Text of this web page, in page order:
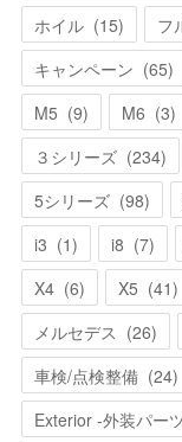
ホイル (15) フ
キャンペーン (65)
M5 (9) M6 (3)
３シリーズ (234)
5シリーズ (98)
i3 (1) i8 (7)
X4 (6) X5 (41)
メルセデス (26)
車検/点検整備 (24)
Exterior -外装パー